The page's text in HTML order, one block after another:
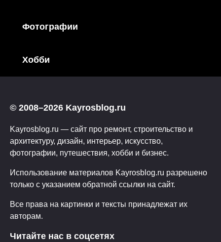
Фотографии
Хобби
© 2008–2026 Kayrosblog.ru
Kayrosblog.ru — сайт про ремонт, строительство и
архитектуру, дизайн, интерьер, искусство,
фотографии, путешествия, хобби и бизнес.
Использование материалов Kayrosblog.ru разрешено
только с указанием обратной ссылки на сайт.
Все права на картинки и тексты принадлежат их
авторам.
Читайте нас в соцсетях